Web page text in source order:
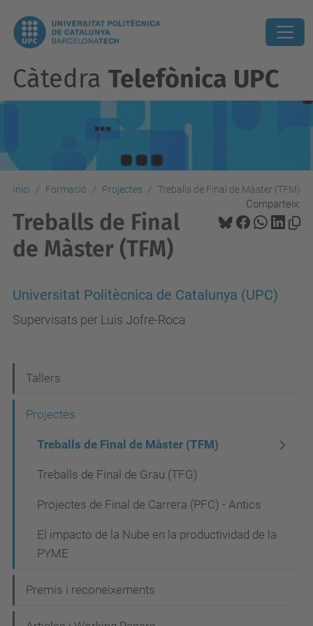
Càtedra Telefònica UPC
Inici Formació Projectes Treballs de Final de Màster (TFM)
Comparteix:
Treballs de Final
de Màster (TFM)
Universitat Politècnica de Catalunya (UPC)
Supervisats per Luis Jofre-Roca
a
ó
Tallers
Projectes
Treballs de Final de Màster (TFM)
Treballs de Final de Grau (TFG)
Projectes de Final de Carrera (PFC) - Antics
El impacto de la Nube en la productividad de la
PYME
Premis i reconeixements